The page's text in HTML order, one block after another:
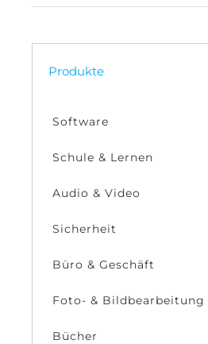
Preis
Preis
Produkte
Software
Schule & Lernen
Audio & Video
Sicherheit
Büro & Geschäft
Foto- & Bildbearbeitung
Bücher